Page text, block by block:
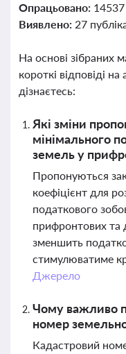
Опрацьовано:
Виявлено: 27
На основі зібраних
короткі відповіді
дізнаєтесь:
Які зміни
мінімального
земель у
Пропонуються
коефіцієнт для
податкового
прифронтових та
зменшить
стимулюватиме
Джерело
Чому важливо
номер
Кадастровий